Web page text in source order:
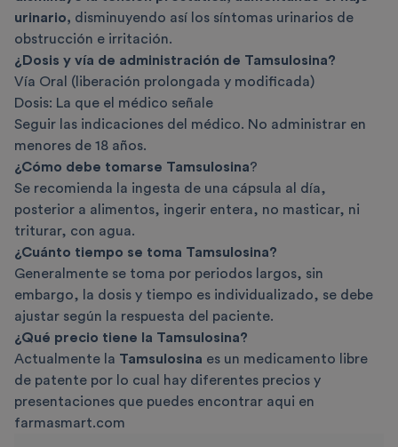
urinario, disminuyendo así los síntomas urinarios de
obstrucción e irritación.
¿Dosis y vía de administración de Tamsulosina?
Vía Oral (liberación prolongada y modificada)
Dosis: La que el médico señale
Seguir las indicaciones del médico. No administrar en
menores de 18 años.
¿Cómo debe tomarse Tamsulosina?
Se recomienda la ingesta de una cápsula al día,
posterior a alimentos, ingerir entera, no masticar, ni
triturar, con agua.
¿Cuánto tiempo se toma Tamsulosina?
Generalmente se toma por periodos largos, sin
embargo, la dosis y tiempo es individualizado, se debe
ajustar según la respuesta del paciente.
¿Qué precio tiene la Tamsulosina?
Actualmente la Tamsulosina es un medicamento libre
de patente por lo cual hay diferentes precios y
presentaciones que puedes encontrar aqui en
farmasmart.com